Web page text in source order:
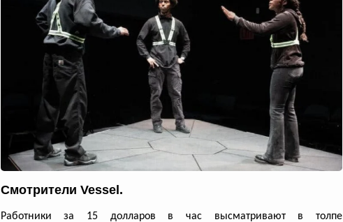
Смотрители Vessel.
Работники за 15 долларов в час высматривают в толпе